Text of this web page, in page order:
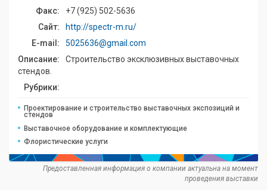
Факс:
+7 (925) 502-5636
Сайт:
http://spectr-m.ru/
E-mail:
5025636@gmail.com
Описание:
Строительство эксклюзивных выставочных
стендов.
Рубрики:
Проектирование и строительство выставочных экспозиций и
стендов
Выставочное оборудование и комплектующие
Флористические услуги
Предоставленная информация о компании актуальна на момент
проведения выставки